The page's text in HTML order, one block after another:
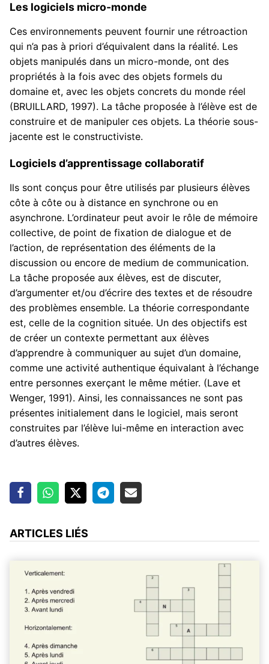
Les logiciels micro-monde
Ces environnements peuvent fournir une rétroaction
qui n’a pas à priori d’équivalent dans la réalité. Les
objets manipulés dans un micro-monde, ont des
propriétés à la fois avec des objets formels du
domaine et, avec les objets concrets du monde réel
(BRUILLARD, 1997). La tâche proposée à l’élève est de
construire et de manipuler ces objets. La théorie sous-
jacente est le constructiviste.
Logiciels d’apprentissage collaboratif
Ils sont conçus pour être utilisés par plusieurs élèves
côte à côte ou à distance en synchrone ou en
asynchrone. L’ordinateur peut avoir le rôle de mémoire
collective, de point de fixation de dialogue et de
l’action, de représentation des éléments de la
discussion ou encore de medium de communication.
La tâche proposée aux élèves, est de discuter,
d’argumenter et/ou d’écrire des textes et de résoudre
des problèmes ensemble. La théorie correspondante
est, celle de la cognition située. Un des objectifs est
de créer un contexte permettant aux élèves
d’apprendre à communiquer au sujet d’un domaine,
comme une activité authentique équivalant à l’échange
entre personnes exerçant le même métier. (Lave et
Wenger, 1991). Ainsi, les connaissances ne sont pas
présentes initialement dans le logiciel, mais seront
construites par l’élève lui-même en interaction avec
d’autres élèves.
ARTICLES LIÉS